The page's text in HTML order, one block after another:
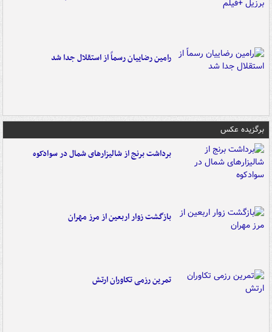
رامین رضاییان رسماً از استقلال جدا شد
برگزیده عکس
برداشت برنج از شالیزارهای شمال در سوادکوه
بازگشت زوار اربعین از مرز مهران
تمرین رزمی تکاوران ارتش